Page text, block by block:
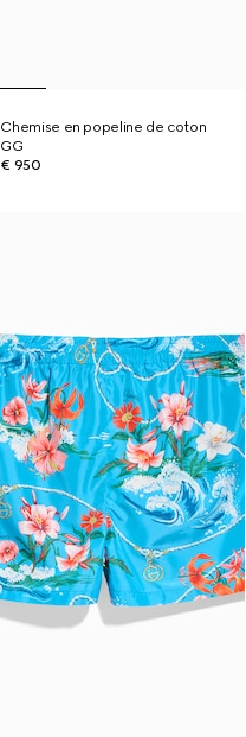
Chemise en popeline de coton
GG
€ 950